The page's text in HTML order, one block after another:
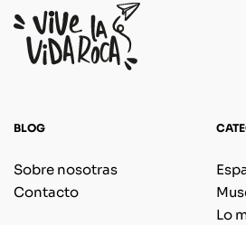
BLOG
Sobre nosotras
Contacto
Lo